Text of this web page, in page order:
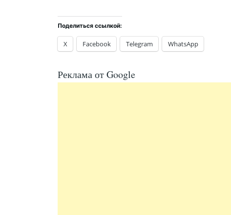
Поделиться ссылкой:
X Facebook Telegram WhatsApp
Реклама от Google